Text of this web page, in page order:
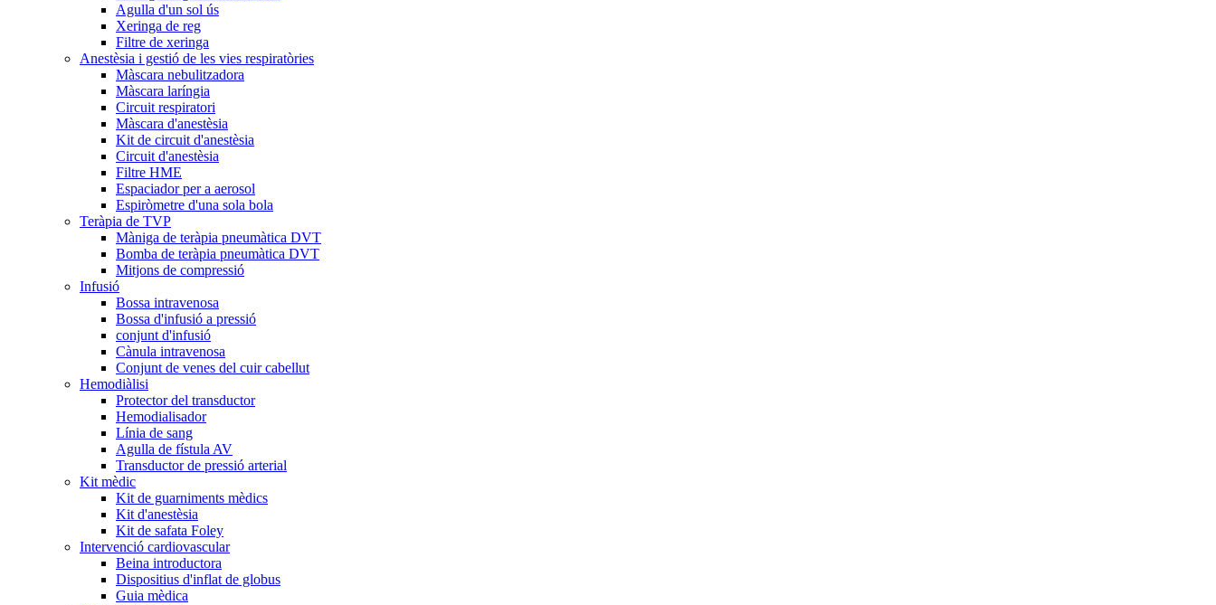
Agulla d'un sol ús
Xeringa de reg
Filtre de xeringa
Anestèsia i gestió de les vies respiratòries
Màscara nebulitzadora
Màscara laríngia
Circuit respiratori
Màscara d'anestèsia
Kit de circuit d'anestèsia
Circuit d'anestèsia
Filtre HME
Espaciador per a aerosol
Espiròmetre d'una sola bola
Teràpia de TVP
Màniga de teràpia pneumàtica DVT
Bomba de teràpia pneumàtica DVT
Mitjons de compressió
Infusió
Bossa intravenosa
Bossa d'infusió a pressió
conjunt d'infusió
Cànula intravenosa
Conjunt de venes del cuir cabellut
Hemodiàlisi
Protector del transductor
Hemodialisador
Línia de sang
Agulla de fístula AV
Transductor de pressió arterial
Kit mèdic
Kit de guarniments mèdics
Kit d'anestèsia
Kit de safata Foley
Intervenció cardiovascular
Beina introductora
Dispositius d'inflat de globus
Guia mèdica